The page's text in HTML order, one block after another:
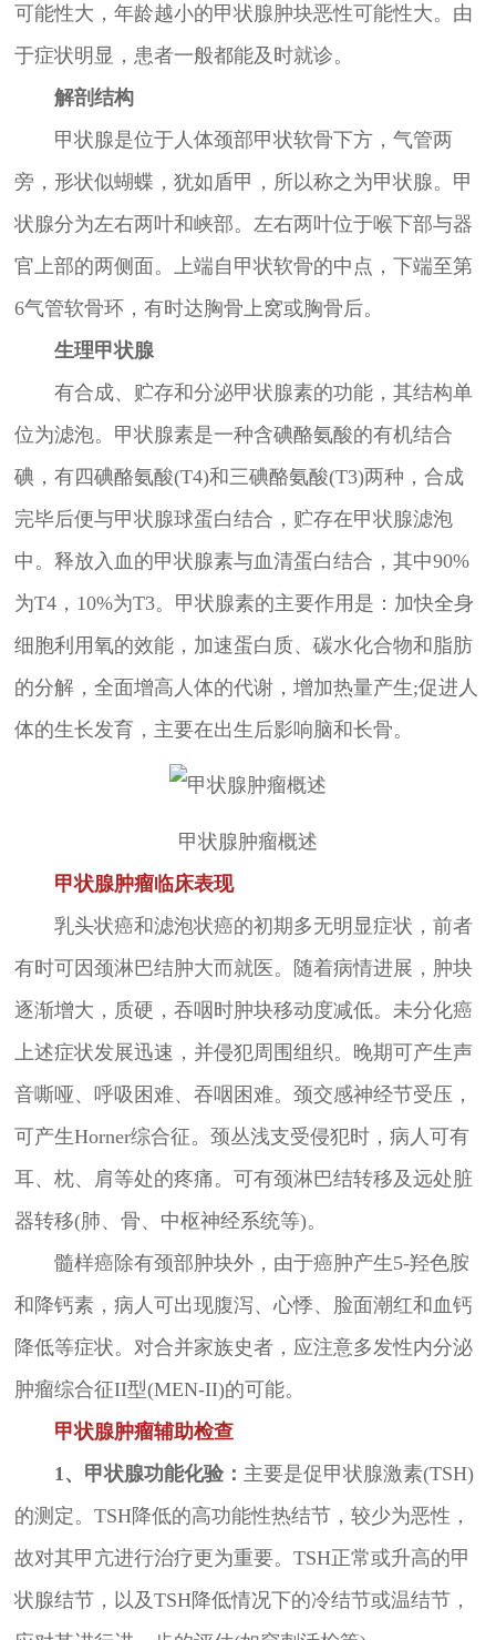
可能性大，年龄越小的甲状腺肿块恶性可能性大。由
于症状明显，患者一般都能及时就诊。
解剖结构
甲状腺是位于人体颈部甲状软骨下方，气管两
旁，形状似蝴蝶，犹如盾甲，所以称之为甲状腺。甲
状腺分为左右两叶和峡部。左右两叶位于喉下部与器
官上部的两侧面。上端自甲状软骨的中点，下端至第
6气管软骨环，有时达胸骨上窝或胸骨后。
生理甲状腺
有合成、贮存和分泌甲状腺素的功能，其结构单
位为滤泡。甲状腺素是一种含碘酪氨酸的有机结合
碘，有四碘酪氨酸(T4)和三碘酪氨酸(T3)两种，合成
完毕后便与甲状腺球蛋白结合，贮存在甲状腺滤泡
中。释放入血的甲状腺素与血清蛋白结合，其中90%
为T4，10%为T3。甲状腺素的主要作用是：加快全身
细胞利用氧的效能，加速蛋白质、碳水化合物和脂肪
的分解，全面增高人体的代谢，增加热量产生;促进人
体的生长发育，主要在出生后影响脑和长骨。
甲状腺肿瘤概述
甲状腺肿瘤临床表现
乳头状癌和滤泡状癌的初期多无明显症状，前者
有时可因颈淋巴结肿大而就医。随着病情进展，肿块
逐渐增大，质硬，吞咽时肿块移动度减低。未分化癌
上述症状发展迅速，并侵犯周围组织。晚期可产生声
音嘶哑、呼吸困难、吞咽困难。颈交感神经节受压，
可产生Horner综合征。颈丛浅支受侵犯时，病人可有
耳、枕、肩等处的疼痛。可有颈淋巴结转移及远处脏
器转移(肺、骨、中枢神经系统等)。
髓样癌除有颈部肿块外，由于癌肿产生5-羟色胺
和降钙素，病人可出现腹泻、心悸、脸面潮红和血钙
降低等症状。对合并家族史者，应注意多发性内分泌
肿瘤综合征II型(MEN-II)的可能。
甲状腺肿瘤辅助检查
1、甲状腺功能化验： 主要是促甲状腺激素(TSH)
的测定。TSH降低的高功能性热结节，较少为恶性，
故对其甲亢进行治疗更为重要。TSH正常或升高的甲
状腺结节，以及TSH降低情况下的冷结节或温结节，